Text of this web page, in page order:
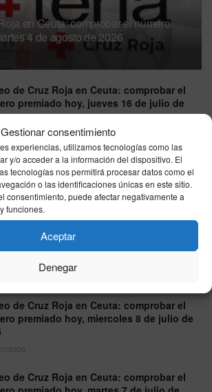
Gestionar consentimiento
experiencias, utilizamos tecnologías como las
y/o acceder a la información del dispositivo. El
tecnologías nos permitirá procesar datos como el
o las identificaciones únicas en este sitio.
consentimiento, puede afectar negativamente a
funciones.
Aceptar
Denegar
en Ceuta: comprobar el número
4 de agosto de 2026
de Cruz Roja en Ceuta: comprobar el
premiado hoy, jueves 16 de julio de
2026
de Cruz Roja en Ceuta: comprobar el
premiado hoy, jueves 15 de julio de
2026
de Cruz Roja en Ceuta: comprobar el
premiado hoy, jueves 9 de julio de
de Cruz Roja en Ceuta: comprobar el
premiado hoy, miercoles 8 de julio de
2026
de Cruz Roja en Ceuta: comprobar el